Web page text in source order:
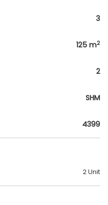
3
125 m2
2
SHM
4399
2 Unit